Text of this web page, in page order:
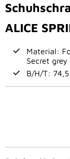
ALICE
Material:
Secret grey
B/H/T: